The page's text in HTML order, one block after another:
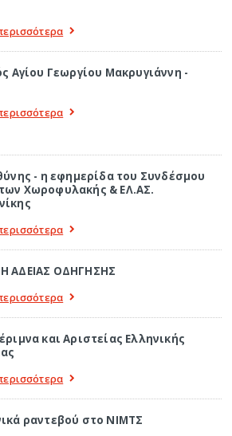
Αγίου Γεωργίου Μακρυγιάννη -
- η εφημερίδα του Συνδέσμου
Χωροφυλακής & ΕΛ.ΑΣ.
ΑΔΕΙΑΣ ΟΔΗΓΗΣΗΣ
και Αριστείας Ελληνικής
ραντεβού στο ΝΙΜΤΣ